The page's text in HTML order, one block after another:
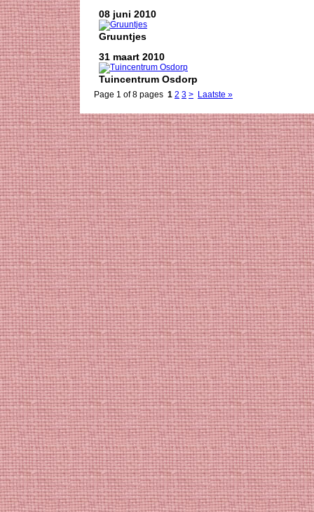
08 juni 2010
Gruuntjes
31 maart 2010
Tuincentrum Osdorp
Page 1 of 8 pages 1 2 3 > Laatste »